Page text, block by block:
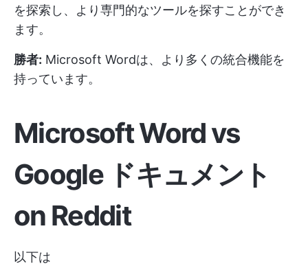
を探索し、より専門的なツールを探すことができ
ます。
勝者: Microsoft Wordは、より多くの統合機能を
持っています。
Microsoft Wordvs
Google ドキュメント
on Reddit
以下は